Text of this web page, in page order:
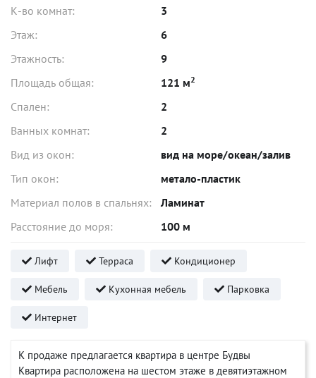
К-во комнат:
3
Этаж:
6
Этажность:
9
Площадь общая:
121 м2
Спален:
2
Ванных комнат:
2
Вид из окон:
вид на море/океан/залив
Тип окон:
метало-пластик
Материал полов в спальнях:
Ламинат
Расстояние до моря:
100 м
Лифт Терраса Кондиционер
Мебель Кухонная мебель Парковка
Интернет
К продаже предлагается квартира в центре Будвы
Квартира расположена на шестом этаже в девятиэтажном